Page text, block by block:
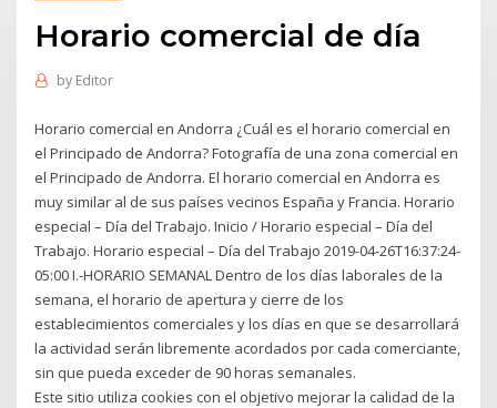
Horario comercial de día
by Editor
Horario comercial en Andorra ¿Cuál es el horario comercial en
el Principado de Andorra? Fotografía de una zona comercial en
el Principado de Andorra. El horario comercial en Andorra es
muy similar al de sus países vecinos España y Francia. Horario
especial – Día del Trabajo. Inicio / Horario especial – Día del
Trabajo. Horario especial – Día del Trabajo 2019-04-26T16:37:24-
05:00 I.-HORARIO SEMANAL Dentro de los días laborales de la
semana, el horario de apertura y cierre de los
establecimientos comerciales y los días en que se desarrollará
la actividad serán libremente acordados por cada comerciante,
sin que pueda exceder de 90 horas semanales.
Este sitio utiliza cookies con el objetivo mejorar la calidad de la